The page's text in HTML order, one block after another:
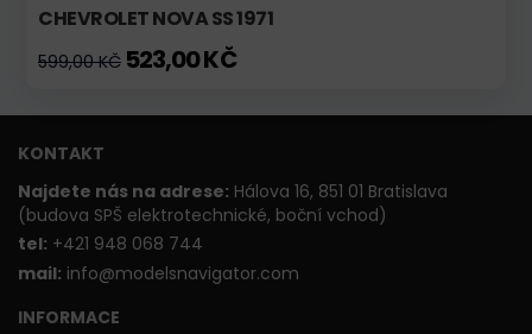
CHEVROLET NOVA SS 1971
599,00 KČ 523,00 KČ
KONTAKT
Najdete nás na adrese: Hálova 16, 851 01 Bratislava
(budova SPŠ elektrotechnické, boční vchod)
tel: +421 948 068 744
mail: info@modelsnavigator.com
INFORMACE